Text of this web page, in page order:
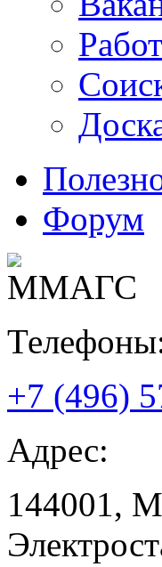
Форум
+7 (496)
Адрес:
144001,